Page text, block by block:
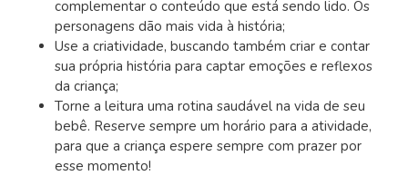
complementar o conteúdo que está sendo lido. Os
personagens dão mais vida à história;
Use a criatividade, buscando também criar e contar
sua própria história para captar emoções e reflexos
da criança;
Torne a leitura uma rotina saudável na vida de seu
bebê. Reserve sempre um horário para a atividade,
para que a criança espere sempre com prazer por
esse momento!